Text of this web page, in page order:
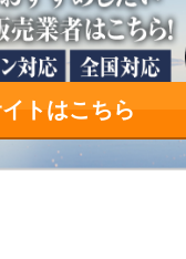
トはこちら